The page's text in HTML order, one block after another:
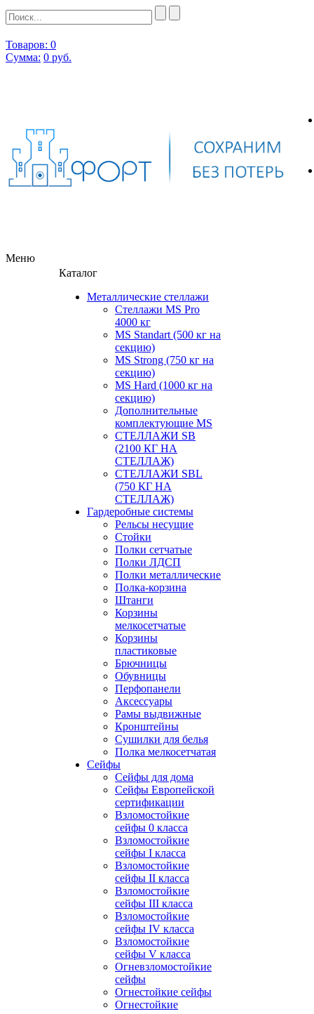
Товаров: 0
Сумма: 0 руб.
Меню
Каталог
Металлические стеллажи
Стеллажи MS Pro
4000 кг
MS Standart (500 кг на
секцию)
MS Strong (750 кг на
секцию)
MS Hard (1000 кг на
секцию)
Дополнительные
комплектующие MS
СТЕЛЛАЖИ SB
(2100 КГ НА
СТЕЛЛАЖ)
СТЕЛЛАЖИ SBL
(750 КГ НА
СТЕЛЛАЖ)
Гардеробные системы
Рельсы несущие
Стойки
Полки сетчатые
Полки ЛДСП
Полки металлические
Полка-корзина
Штанги
Корзины
мелкосетчатые
Корзины
пластиковые
Брючницы
Обувницы
Перфопанели
Аксессуары
Рамы выдвижные
Кронштейны
Сушилки для белья
Полка мелкосетчатая
Сейфы
Сейфы для дома
Сейфы Европейской
сертификации
Взломостойкие
сейфы 0 класса
Взломостойкие
сейфы I класса
Взломостойкие
сейфы II класса
Взломостойкие
сейфы III класса
Взломостойкие
сейфы IV класса
Взломостойкие
сейфы V класса
Огневзломостойкие
сейфы
Огнестойкие сейфы
Огнестойкие